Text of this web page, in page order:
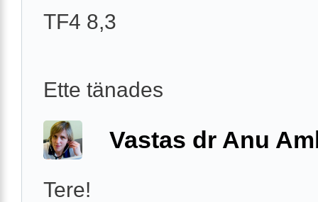
TF4 8,3
Ette tänades
Vastas dr Anu
Tere!